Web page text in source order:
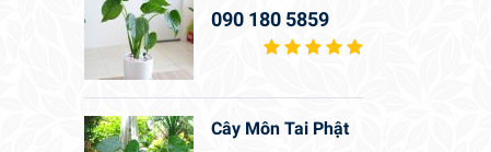
090 180 5859
Cây Môn Tai Phật